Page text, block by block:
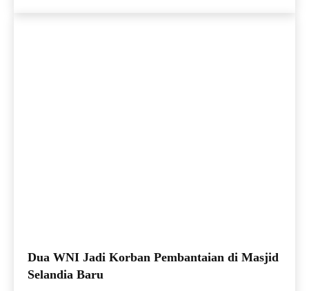
Dua WNI Jadi Korban Pembantaian di Masjid
Selandia Baru